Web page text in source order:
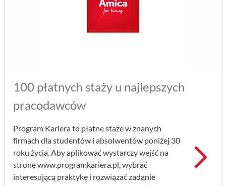
100 płatnych staży u najlepszych
pracodawców
Program Kariera to płatne staże w znanych
firmach dla studentów i absolwentów poniżej 30
roku życia. Aby aplikować wystarczy wejść na
stronę www.programkariera.pl, wybrać
interesującą praktykę i rozwiązać zadanie